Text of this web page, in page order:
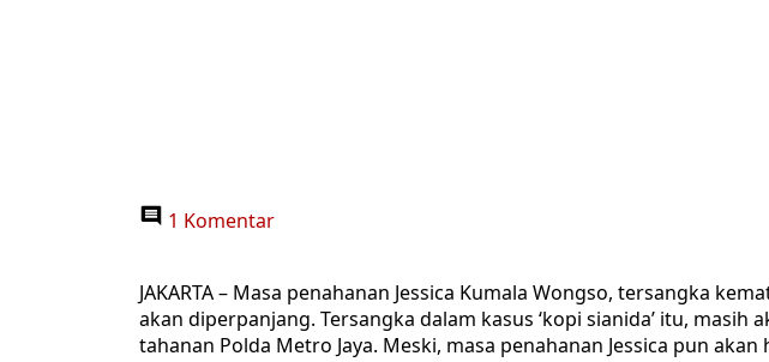
1 Komentar
JAKARTA – Masa penahanan Jessica Kumala Wongso, tersangka
akan diperpanjang. Tersangka dalam kasus ‘kopi sianida’ itu, masih
tahanan Polda Metro Jaya. Meski, masa penahanan Jessica pun akan